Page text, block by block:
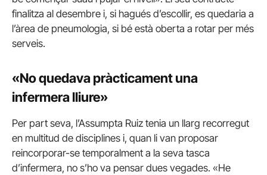
finalitza al desembre i, si hagués d’escollir, es quedaria a
l’àrea de pneumologia, si bé està oberta a rotar per més
serveis.
«No quedava pràcticament una
infermera lliure»
Per part seva, l’Assumpta Ruiz tenia un llarg recorregut
en multitud de disciplines i, quan li van proposar
reincorporar-se temporalment a la seva tasca
d’infermera, no s’ho va pensar dues vegades. «He